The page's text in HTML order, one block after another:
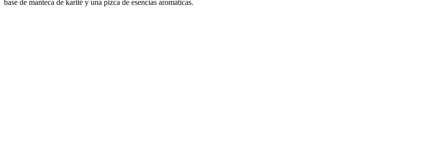
base de manteca de karité y una pizca de esencias aromáticas.